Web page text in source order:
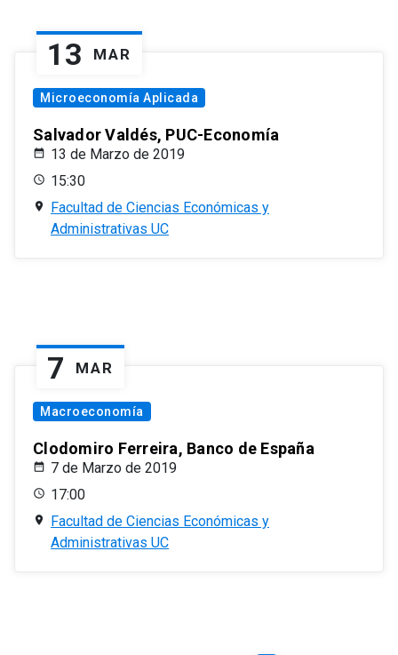
13 MAR
Microeconomía Aplicada
Salvador Valdés, PUC-Economía
13 de Marzo de 2019
15:30
Facultad de Ciencias Económicas y
Administrativas UC
7 MAR
Macroeconomía
Clodomiro Ferreira, Banco de España
7 de Marzo de 2019
17:00
Facultad de Ciencias Económicas y
Administrativas UC